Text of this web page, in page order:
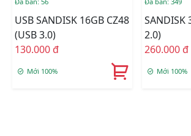
USB SANDISK 16GB CZ48
(USB 3.0)
130.000 đ
Mới 100%
SANDISK 32GB CZ50(USB
2.0)
260.000 đ
Mới 100%